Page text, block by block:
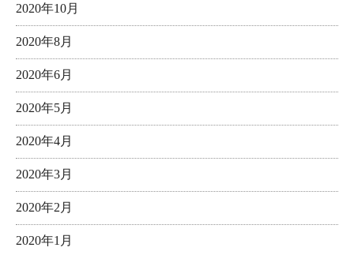
2020年10月
2020年8月
2020年6月
2020年5月
2020年4月
2020年3月
2020年2月
2020年1月